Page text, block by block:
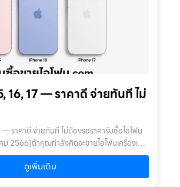
16, 17 — ราคาดี จ่ายทันที ไม่
— ราคาดี จ่ายทันที ไม่ต้องรอราคารับซื้อไอโฟน
2566)ถ้าคุณกำลังคิดจะขายไอโฟนเครื่องเก่า
หม่ หรือแค่อยากได้เงินสดก้อนนึงมาใช้ก่อน หน้า
15, 16 และ 17 แบบครบจบที่เดียวเลย
อมือถือมือสองตอนนี้ยังคึกคักอยู่มาก โดยเฉพาะ
ดูเพิ่มเติม